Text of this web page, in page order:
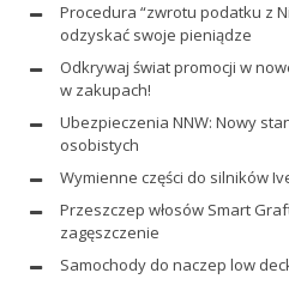
Procedura “zwrotu podatku z
odzyskać swoje pieniądze
Odkrywaj świat promocji w
w zakupach!
Ubezpieczenia NNW: Nowy
osobistych
Wymienne części do silników
Przeszczep włosów Smart
zagęszczenie
Samochody do naczep low